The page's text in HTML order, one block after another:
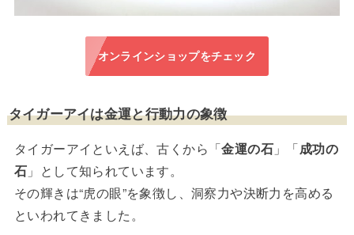
オンラインショップをチェック
タイガーアイは金運と行動力の象徴
タイガーアイといえば、古くから「金運の石」「成功の
石 」として知られています。
その輝きは“虎の眼”を象徴し、洞察力や決断力を高める
といわれてきました。